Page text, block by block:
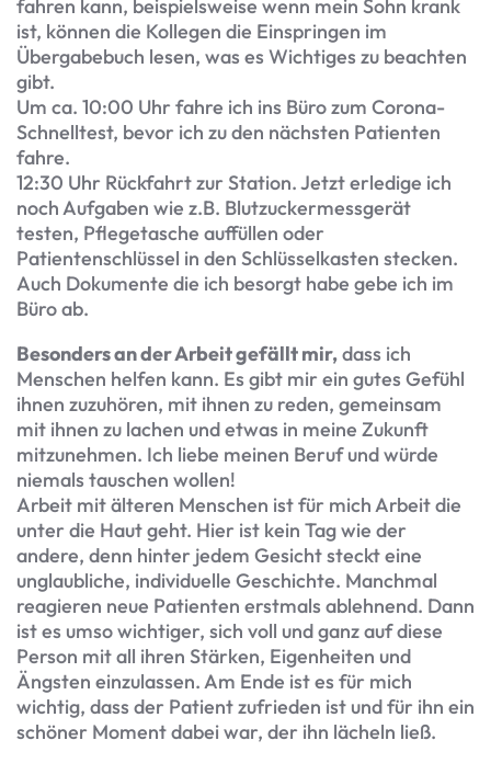
fahren kann, beispielsweise wenn mein Sohn krank
ist, können die Kollegen die Einspringen im
Übergabebuch lesen, was es Wichtiges zu beachten
gibt.
Um ca. 10:00 Uhr fahre ich ins Büro zum Corona-
Schnelltest, bevor ich zu den nächsten Patienten
fahre.
12:30 Uhr Rückfahrt zur Station. Jetzt erledige ich
noch Aufgaben wie z.B. Blutzuckermessgerät
testen, Pflegetasche auffüllen oder
Patientenschlüssel in den Schlüsselkasten stecken.
Auch Dokumente die ich besorgt habe gebe ich im
Büro ab.
Besonders an der Arbeit gefällt mir,dass ich
Menschen helfen kann. Es gibt mir ein gutes Gefühl
ihnen zuzuhören, mit ihnen zu reden, gemeinsam
mit ihnen zu lachen und etwas in meine Zukunft
mitzunehmen. Ich liebe meinen Beruf und würde
niemals tauschen wollen!
Arbeit mit älteren Menschen ist für mich Arbeit die
unter die Haut geht. Hier ist kein Tag wie der
andere, denn hinter jedem Gesicht steckt eine
unglaubliche, individuelle Geschichte. Manchmal
reagieren neue Patienten erstmals ablehnend. Dann
ist es umso wichtiger, sich voll und ganz auf diese
Person mit all ihren Stärken, Eigenheiten und
Ängsten einzulassen. Am Ende ist es für mich
wichtig, dass der Patient zufrieden ist und für ihn ein
schöner Moment dabei war, der ihn lächeln ließ.